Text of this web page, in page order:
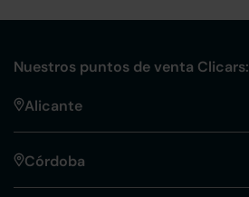
Nuestros puntos de venta Clicars:
Alicante
Córdoba